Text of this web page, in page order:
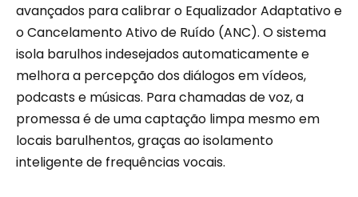
avançados para calibrar o Equalizador Adaptativo e
o Cancelamento Ativo de Ruído (ANC). O sistema
isola barulhos indesejados automaticamente e
melhora a percepção dos diálogos em vídeos,
podcasts e músicas. Para chamadas de voz, a
promessa é de uma captação limpa mesmo em
locais barulhentos, graças ao isolamento
inteligente de frequências vocais.